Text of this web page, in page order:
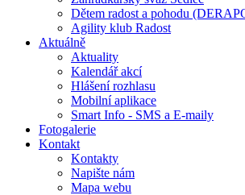
Dětem radost a pohodu
Agility klub Radost
Aktuálně
Aktuality
Kalendář akcí
Hlášení rozhlasu
Mobilní aplikace
Smart Info - SMS a E-maily
Fotogalerie
Kontakt
Kontakty
Napište nám
Mapa webu